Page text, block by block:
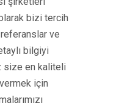
bizi tercih
ve
bilgiyi
size en kaliteli
için